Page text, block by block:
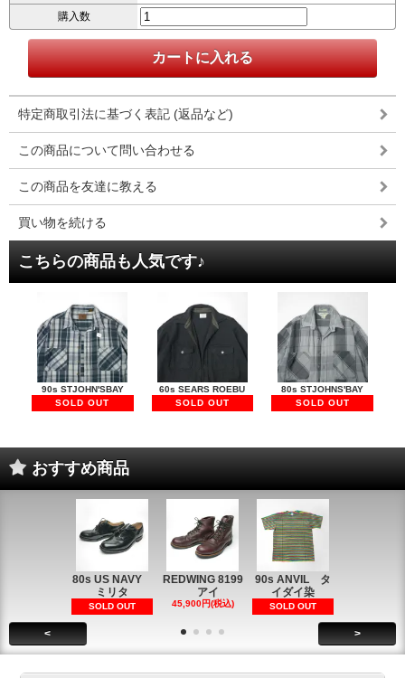
購入数
特定商取引法に基づく表記 (返品など)
この商品について問い合わせる
この商品を友達に教える
買い物を続ける
こちらの商品も人気です♪
90s STJOHN'SBAY
SOLD OUT
60s SEARS ROEBU
SOLD OUT
80s STJOHNS'BAY
SOLD OUT
おすすめ商品
80s US NAVY
ミリタ
SOLD OUT
REDWING 8199
アイ
45,900円(税込)
90s ANVIL タ
イダイ染
SOLD OUT
< >